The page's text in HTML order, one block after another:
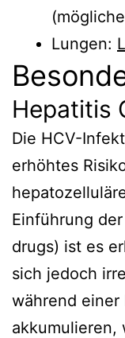
Lungen:
Hepatitis
Die HCV-
erhöhtes
Einführung
drugs) ist es
sich jedoch
während
akkumulieren,